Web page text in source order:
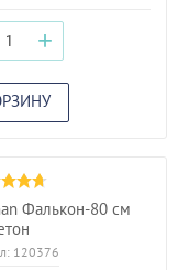
+
Фалькон-80 см
120376